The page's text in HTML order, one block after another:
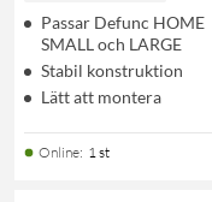
Passar Defunc HOME
SMALL och LARGE
Stabil konstruktion
Lätt att montera
Online: 1 st